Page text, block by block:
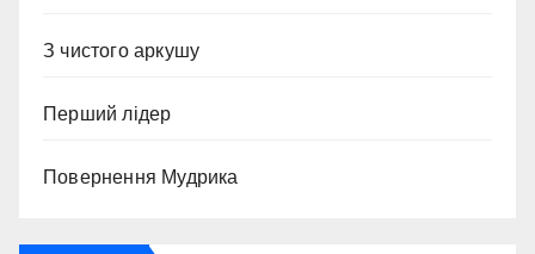
З чистого аркушу
Перший лідер
Повернення Мудрика